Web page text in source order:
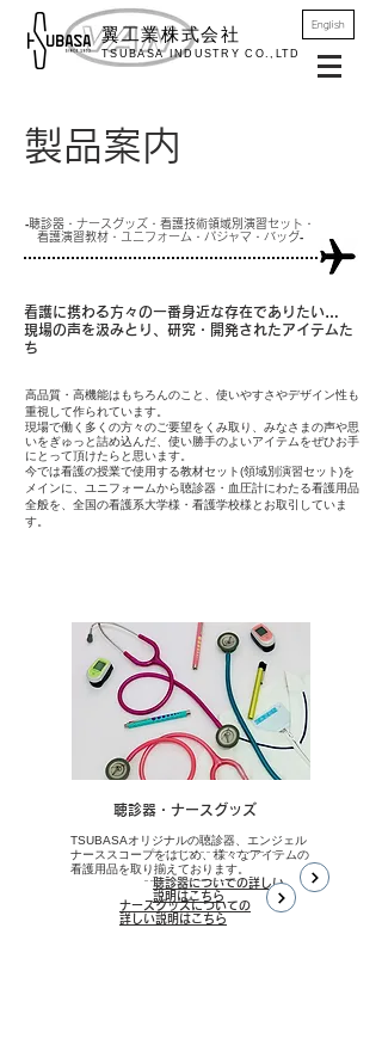
翼工業株式会社
TSUBASA IND USTRY CO.,LTD
English
​製品案内
‐聴診器・ナースグッズ・看護技術領域別演習セット・
看護演習教材・ ユニフォーム・パジャマ・バッグ‐
看護に携わる方々の一番身近な存在でありたい…
​現場の声を汲みとり、研究・開発されたアイテムた
ち
高品質・高機能はもちろんのこと、使いやすさやデザイン性も
重視して作られています。
現場で働く多くの方々のご要望をくみ取り、みなさまの声や思
いをぎゅっと詰め込んだ、使い勝手のよいアイテムをぜひお手
にとって頂けたらと思います。
今では看護の授業で使用する教材セット(領域別演習セット)を
メインに、ユニフォームから聴診器・血圧計にわたる看護用品
全般を、全国の看護系大学様・看護学校様とお取引していま
す。
​聴診器・ナースグッズ
TSUBASAオリジナルの聴診器、エンジェル
ナーススコープをはじめ、様々なアイテムの
看護用品を取り揃えております。
聴診器についての詳しい
説明はこちら
ナースグッズについての
詳しい説明はこちら